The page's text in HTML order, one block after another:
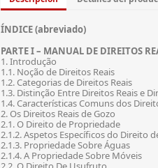
ÍNDICE (abreviado)
PARTE I – MANUAL DE DIREITOS
1. Introdução
1.1. Noção de Direitos Reais
1.2. Categorias de Direitos Reais
1.3. Distinção Entre Direitos Reais e
1.4. Características Comuns dos
2. Os Direitos Reais de Gozo
2.1. O Direito de Propriedade
2.1.2. Aspetos Específicos do Direito
2.1.3. Propriedade Sobre Águas
2.1.4. A Propriedade Sobre Móveis